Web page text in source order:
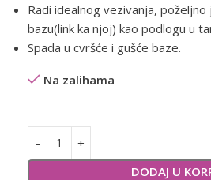
Radi idealnog vezivanja,
bazu(link ka njoj) kao podlogu u
Spada u cvršće i gušće baze.
Na zalihama
DODAJ U
Alternative: